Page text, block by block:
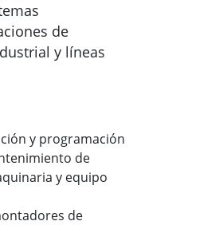
de
y líneas
y programación
de
y equipo
de